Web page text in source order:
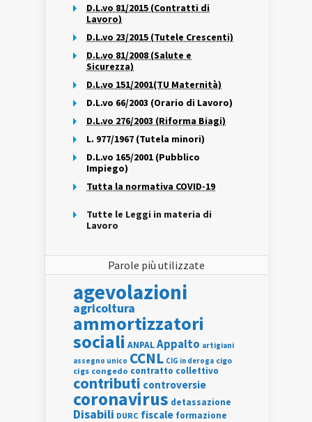
D.L.vo 81/2015 (Contratti di
Lavoro)
D.L.vo 23/2015 (Tutele Crescenti)
D.L.vo 81/2008 (Salute e
Sicurezza)
D.L.vo 151/2001(TU Maternità)
D.L.vo 66/2003 (Orario di Lavoro)
D.L.vo 276/2003 (Riforma Biagi)
L. 977/1967 (Tutela minori)
D.L.vo 165/2001 (Pubblico
Impiego)
Tutta la normativa COVID-19
Tutte le Leggi in materia di
Lavoro
Parole più utilizzate
agevolazioni
agricoltura
ammortizzatori
sociali ANPALAppalto artigiani
assegno unico CCNL CIG in deroga cigo
cigs congedo contratto collettivo
contributi controversie
coronavirus detassazione
Disabili DURC fiscale formazione